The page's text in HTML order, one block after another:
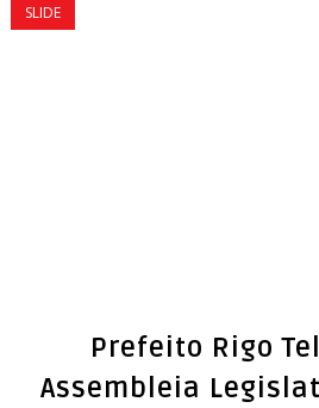
SLIDE
Prefeito Rigo
Assembleia